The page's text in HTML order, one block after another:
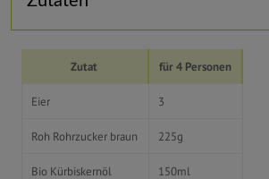
Zutat für 4 Personen
Eier 3
Roh Rohrzucker braun 225g
Bio Kürbiskernöl 150ml